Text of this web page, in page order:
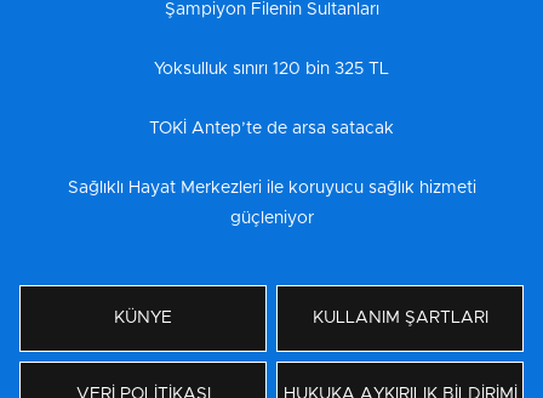
Şampiyon Filenin Sultanları
Yoksulluk sınırı 120 bin 325 TL
TOKİ Antep’te de arsa satacak
Sağlıklı Hayat Merkezleri ile koruyucu sağlık hizmeti
güçleniyor
KÜNYE KULLANIM ŞARTLARI